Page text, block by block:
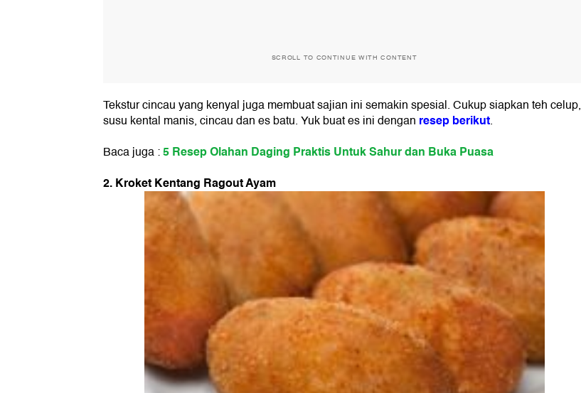
SCROLL TO CONTINUE WITH CONTENT
Tekstur cincau yang kenyal juga membuat sajian ini semakin spesial. Cukup siapkan teh celup,
susu kental manis, cincau dan es batu. Yuk buat es ini dengan resep berikut.
Baca juga :5 Resep Olahan Daging Praktis Untuk Sahur dan Buka Puasa
2. Kroket Kentang Ragout Ayam